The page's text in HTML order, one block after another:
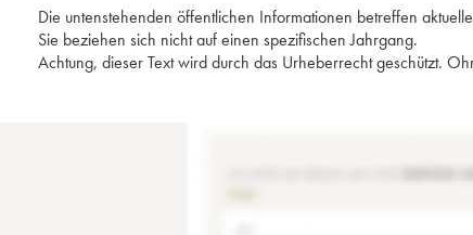
Die untenstehenden öffentlichen Informationen betreffen
Sie beziehen sich nicht auf einen spezifischen Jahrgang.
Achtung, dieser Text wird durch das Urheberrecht geschützt.